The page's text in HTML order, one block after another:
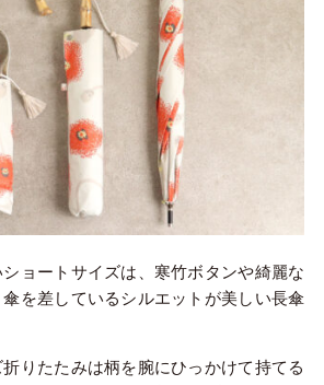
ョートサイズは、寒竹ボタンや綺麗な
を差しているシルエットが美しい長傘
りたたみは柄を腕にひっかけて持てる